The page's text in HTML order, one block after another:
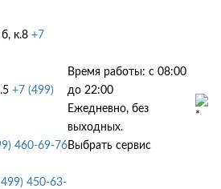
к.8 +7
+7 (499)
460-69-76
450-63-
Время работы: с 08:00
до 22:00
Ежедневно, без
выходных.
Выбрать сервис